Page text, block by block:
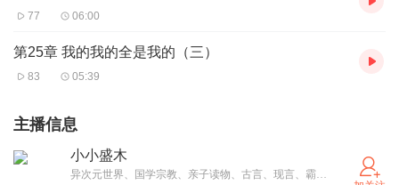
77 06:00
第25章 我的我的全是我的（三）
83 05:39
主播信息
小小盛木
异次元世界、国学宗教、亲子读物、古言、现言、霸总，总有一款是你的爱喔